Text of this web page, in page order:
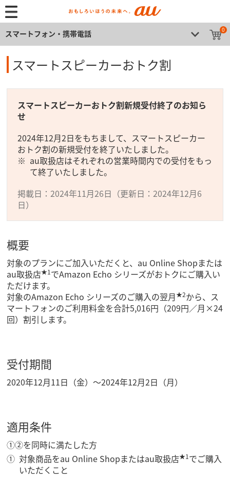
スマートフォン・携帯電話 0
スマートスピーカーおトク割
スマートスピーカーおトク割新規受付終了のお知ら
せ
2024年12月2日をもちまして、スマートスピーカー
おトク割の新規受付を終了いたしました。
au取扱店はそれぞれの営業時間内での受付をもっ
て終了いたしました。
掲載日：2024年11月26日（更新日：2024年12月6
日）
概要
対象のプランにご加入いただくと、au Online Shopまたは
au取扱店★1 でAmazon Echo シリーズがおトクにご購入い
ただけます。
対象のAmazon Echo シリーズのご購入の翌月★2から、ス
マートフォンのご利用料金を合計5,016円（209円／月×24
回）割引します。
受付期間
2020年12月11日（金）～2024年12月2日（月）
適用条件
①②を同時に満たした方
対象商品をau Online Shopまたはau取扱店★1 でご購入
いただくこと